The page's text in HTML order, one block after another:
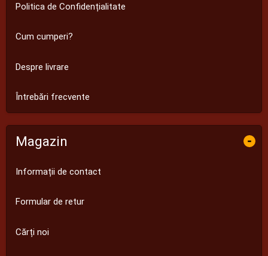
Politica de Confidențialitate
Cum cumperi?
Despre livrare
Întrebări frecvente
Magazin -
Informații de contact
Formular de retur
Cărți noi